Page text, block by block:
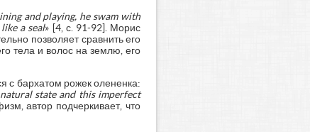
and playing, he swam with
a seal» [4, с. 91-92]. Морис
позволяет сравнить его
тела и волос на землю, его
с бархатом рожек олененка:
state and this imperfect
автор подчеркивает, что